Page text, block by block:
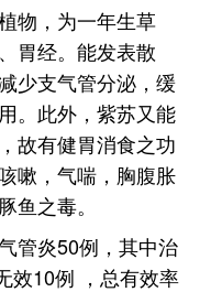
物，为一年生草
胃经。能发表散
少支气管分泌，缓
。此外，紫苏又能
故有健胃消食之功
嗽，气喘，胸腹胀
鱼之毒。
管炎50例，其中治
效10例 ，总有效率